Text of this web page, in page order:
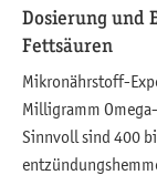
Dosierung und
Fettsäuren
Mikronährstoff-
Milligramm
Sinnvoll sind 400